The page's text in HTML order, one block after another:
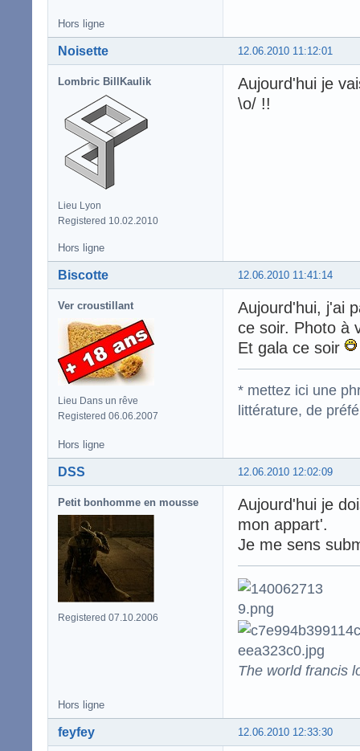
Hors ligne
12.06.2010 11:12:01
Noisette
Lombric BillKaulik
Lieu Lyon
Registered 10.02.2010
Aujourd'hui je
\o/ !!
Hors ligne
12.06.2010 11:41:14
Biscotte
Ver croustillant
Lieu Dans un rêve
Registered 06.06.2007
Aujourd'hui, j'ai
ce soir. Photo à
Et gala ce soir
* mettez ici une
littérature, de
Hors ligne
12.06.2010 12:02:09
DSS
Petit bonhomme en mousse
Registered 07.10.2006
Aujourd'hui je
mon appart'.
Je me sens
The world francis
Hors ligne
12.06.2010 12:33:30
feyfey